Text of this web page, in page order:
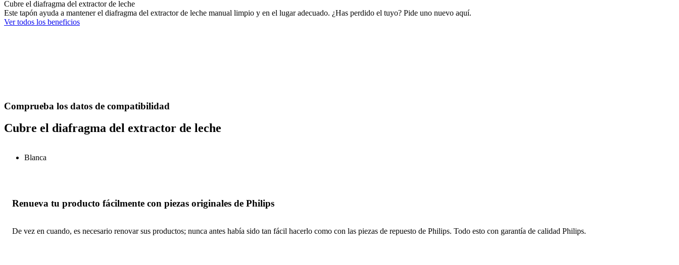
Cubre el diafragma del extractor de leche
Este tapón ayuda a mantener el diafragma del extractor de leche manual limpio y en el lugar adecuado. ¿Has perdido el tuyo? Pide uno nuevo aquí.
Ver todos los beneficios
Comprueba los datos de compatibilidad
Cubre el diafragma del extractor de leche
Blanca
Renueva tu producto fácilmente con piezas originales de Philips
De vez en cuando, es necesario renovar sus productos; nunca antes había sido tan fácil hacerlo como con las piezas de repuesto de Philips. Todo esto con garantía de calidad Philips.